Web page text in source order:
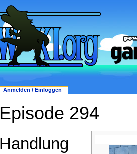
Episode 294
Handlung
Anmelden / Einloggen